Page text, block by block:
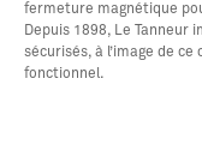
fermeture magnétique
Depuis 1898, Le Tanneur
sécurisés, à l’image de
fonctionnel.